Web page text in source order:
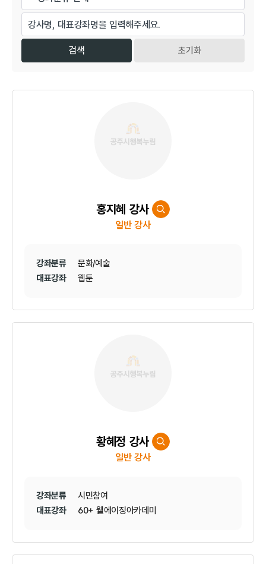
초기화
홍지혜 강사
일반 강사
강좌분류
문화/예술
대표강좌
웹툰
황혜정 강사
일반 강사
강좌분류
시민참여
대표강좌
60+ 웰에이징아카데미